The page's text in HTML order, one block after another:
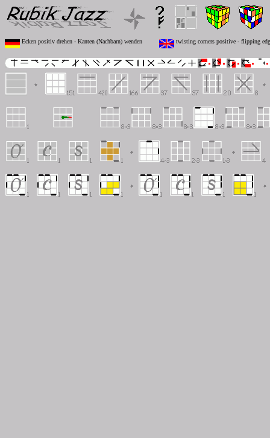
Ecken positiv drehen - Kanten (Nachbarn) wenden twisting corners positive - flipping